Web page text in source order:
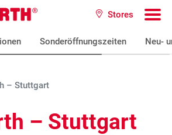
Stores
Sonderöffnungszeiten Neu-
– Stuttgart
– Stuttgart